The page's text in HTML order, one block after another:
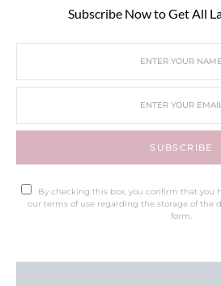
Subscribe Now to Get All
SUBSCRIBE
By checking this box, you confirm that you
our terms of use regarding the storage of
form.